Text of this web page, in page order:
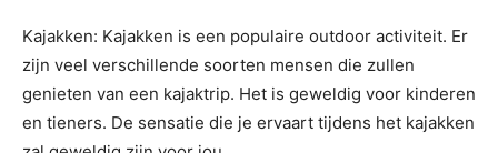
Kajakken: Kajakken is een populaire outdoor activiteit. Er
zijn veel verschillende soorten mensen die zullen
genieten van een kajaktrip. Het is geweldig voor kinderen
en tieners. De sensatie die je ervaart tijdens het kajakken